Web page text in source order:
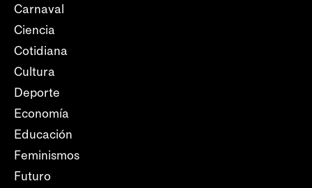
Carnaval
Ciencia
Cotidiana
Cultura
Deporte
Economía
Educación
Feminismos
Futuro